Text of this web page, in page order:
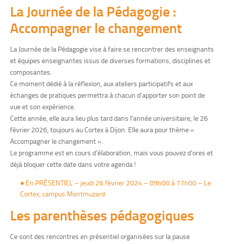
La Journée de la Pédagogie :
Accompagner le changement
La Journée de la Pédagogie vise à faire se rencontrer des enseignants
et équipes enseignantes issus de diverses formations, disciplines et
composantes.
Ce moment dédié à la réflexion, aux ateliers participatifs et aux
échanges de pratiques permettra à chacun d’apporter son point de
vue et son expérience.
Cette année, elle aura lieu plus tard dans l’année universitaire, le 26
février 2026, toujours au Cortex à Dijon. Elle aura pour thème «
Accompagner le changement ».
Le programme est en cours d’élaboration, mais vous pouvez d’ores et
déjà bloquer cette date dans votre agenda !
● En PRÉSENTIEL – jeudi 26 février 2024 – 09h00 à 17h00 – Le
Cortex, campus Montmuzard
Les parenthèses pédagogiques
Ce sont des rencontres en présentiel organisées sur la pause